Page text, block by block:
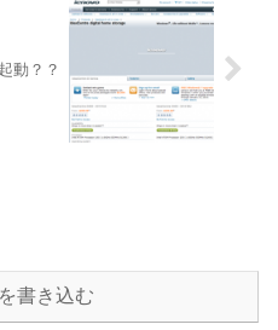
動？？
書き込む